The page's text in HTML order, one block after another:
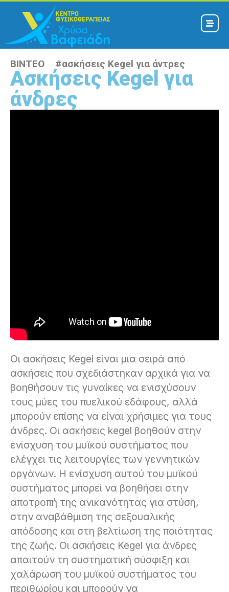
ΒΙΝΤΕΟ #ασκήσεις Kegel για άντρες
Ασκήσεις Kegel για
άνδρες
Οι ασκήσεις Kegel είναι μια σειρά από
ασκήσεις που σχεδιάστηκαν αρχικά για να
βοηθήσουν τις γυναίκες να ενισχύσουν
τους μύες του πυελικού εδάφους, αλλά
μπορούν επίσης να είναι χρήσιμες για τους
άνδρες. Οι ασκήσεις kegel βοηθούν στην
ενίσχυση του μυϊκού συστήματος που
ελέγχει τις λειτουργίες των γεννητικών
οργάνων. Η ενίσχυση αυτού του μυϊκού
συστήματος μπορεί να βοηθήσει στην
αποτροπή της ανικανότητας για στύση,
στην αναβάθμιση της σεξουαλικής
απόδοσης και στη βελτίωση της ποιότητας
της ζωής. Οι ασκήσεις Kegel για άνδρες
απαιτούν τη συστηματική σύσφιξη και
χαλάρωση του μυϊκού συστήματος του
περιθωρίου και μπορούν να